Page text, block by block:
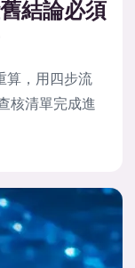
結論必須
算，用四步流
核清單完成進